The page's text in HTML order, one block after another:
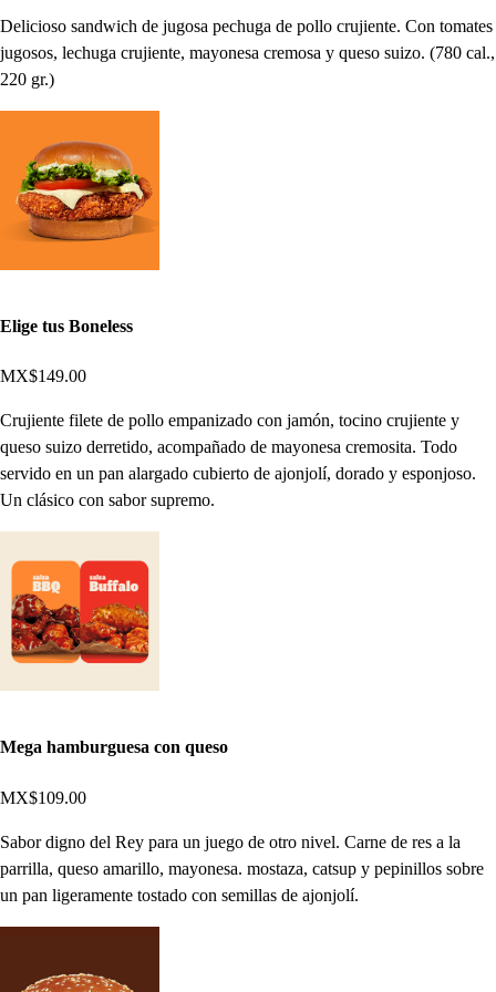
Delicioso sandwich de jugosa pechuga de pollo crujiente. Con tomates
jugosos, lechuga crujiente, mayonesa cremosa y queso suizo. (780 cal.,
220 gr.)
Elige tus Boneless
MX$149.00
Crujiente filete de pollo empanizado con jamón, tocino crujiente y
queso suizo derretido, acompañado de mayonesa cremosita. Todo
servido en un pan alargado cubierto de ajonjolí, dorado y esponjoso.
Un clásico con sabor supremo.
Mega hamburguesa con queso
MX$109.00
Sabor digno del Rey para un juego de otro nivel. Carne de res a la
parrilla, queso amarillo, mayonesa. mostaza, catsup y pepinillos sobre
un pan ligeramente tostado con semillas de ajonjolí.